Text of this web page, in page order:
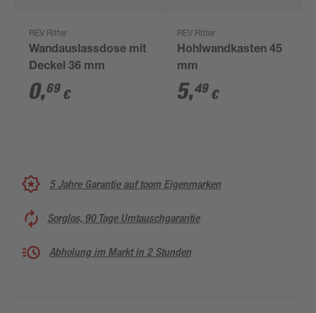
REV Ritter
Wandauslassdose mit
Deckel 36 mm
0,69 €
REV Ritter
Hohlwandkasten 45
mm
5,49 €
5 Jahre Garantie auf toom Eigenmarken
Sorglos, 90 Tage Umtauschgarantie
Abholung im Markt in 2 Stunden